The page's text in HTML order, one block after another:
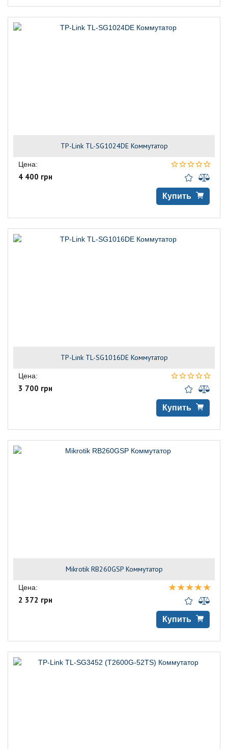
TP-Link TL-SG1024DE Коммутатор
Цена:
4 400 грн
Купить
TP-Link TL-SG1016DE Коммутатор
Цена:
3 700 грн
Купить
Mikrotik RB260GSP Коммутатор
Цена:
2 372 грн
Купить